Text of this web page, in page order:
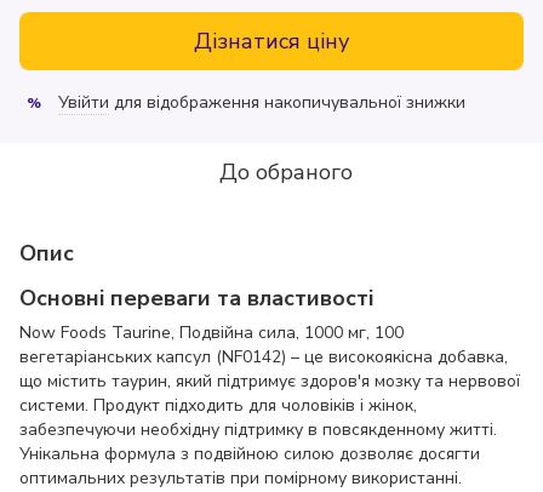
Дізнатися ціну
% Увійти для відображення накопичувальної знижки
До обраного
Опис
Основні переваги та властивості
Now Foods Taurine, Подвійна сила, 1000 мг, 100
вегетаріанських капсул (NF0142) – це високоякісна добавка,
що містить таурин, який підтримує здоров'я мозку та нервової
системи. Продукт підходить для чоловіків і жінок,
забезпечуючи необхідну підтримку в повсякденному житті.
Унікальна формула з подвійною силою дозволяє досягти
оптимальних результатів при помірному використанні.